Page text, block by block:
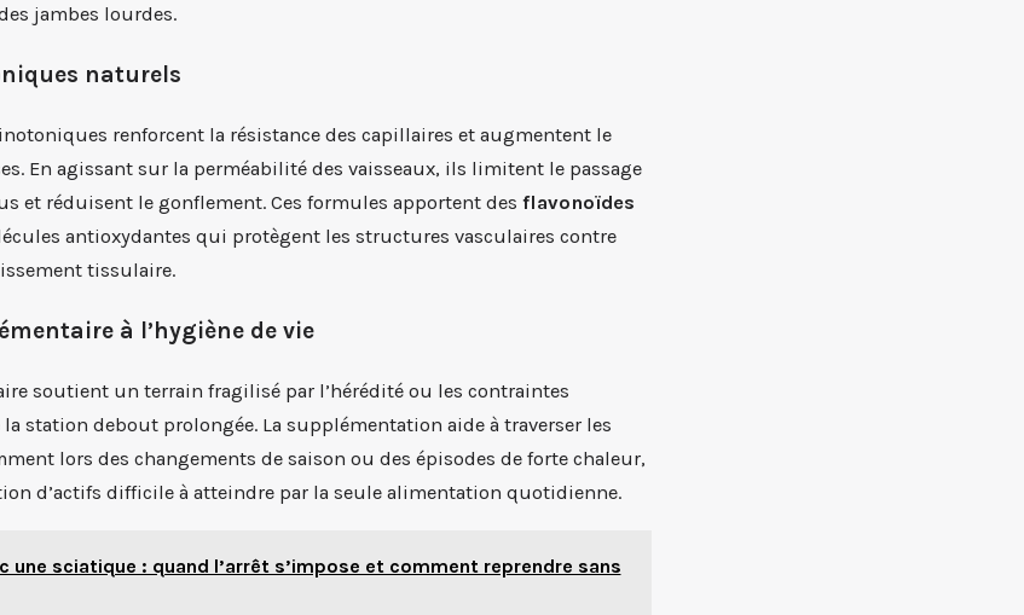
jambes lourdes.
naturels
renforcent la résistance des capillaires et augmentent le
En agissant sur la perméabilité des vaisseaux, ils limitent le passage
et réduisent le gonflement. Ces formules apportent des flavonoïdes
antioxydantes qui protègent les structures vasculaires contre
tissulaire.
à l’hygiène de vie
soutient un terrain fragilisé par l’hérédité ou les contraintes
station debout prolongée. La supplémentation aide à traverser les
lors des changements de saison ou des épisodes de forte chaleur,
d’actifs difficile à atteindre par la seule alimentation quotidienne.
une sciatique : quand l’arrêt s’impose et comment reprendre sans